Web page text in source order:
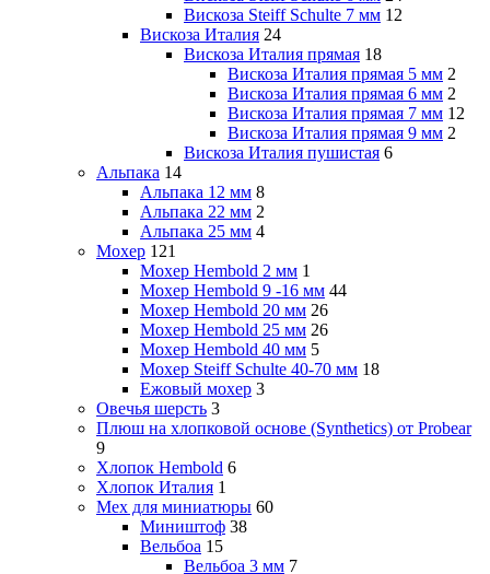
Вискоза Steiff Schulte 7 мм 12
Вискоза Италия 24
Вискоза Италия прямая 18
Вискоза Италия прямая 5 мм 2
Вискоза Италия прямая 6 мм 2
Вискоза Италия прямая 7 мм 12
Вискоза Италия прямая 9 мм 2
Вискоза Италия пушистая 6
Альпака 14
Альпака 12 мм 8
Альпака 22 мм 2
Альпака 25 мм 4
Мохер 121
Мохер Hembold 2 мм 1
Мохер Hembold 9 -16 мм 44
Мохер Hembold 20 мм 26
Мохер Hembold 25 мм 26
Мохер Hembold 40 мм 5
Мохер Steiff Schulte 40-70 мм 18
Ежовый мохер 3
Овечья шерсть 3
Плюш на хлопковой основе (Synthetics) от Probear
9
Хлопок Hembold 6
Хлопок Италия 1
Мех для миниатюры 60
Миништоф 38
Вельбоа 15
Вельбоа 3 мм 7